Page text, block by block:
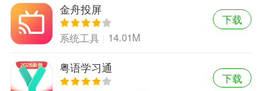
金舟投屏
系统工具 14.01M
下载
粤语学习通
下载